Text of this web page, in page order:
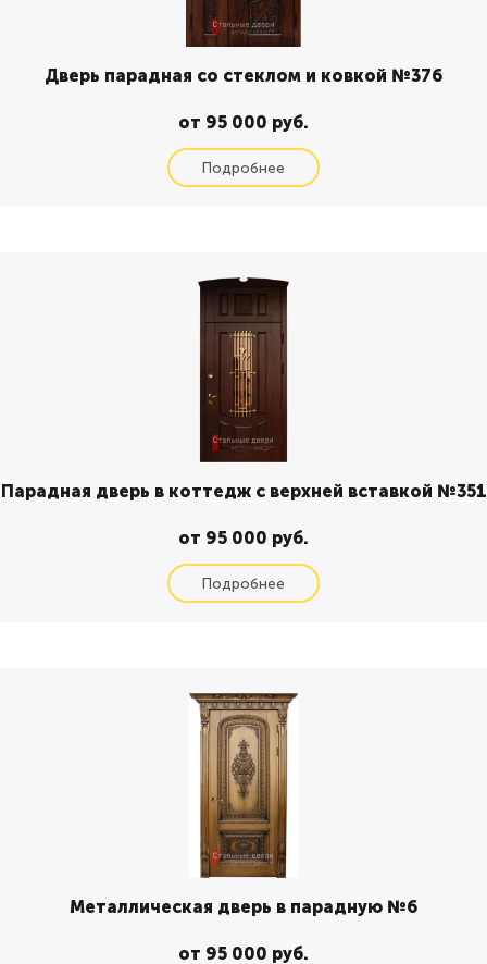
Дверь парадная со стеклом и ковкой №376
от 95 000 руб.
Парадная дверь в коттедж с верхней вставкой №351
от 95 000 руб.
Металлическая дверь в парадную №6
от 95 000 руб.